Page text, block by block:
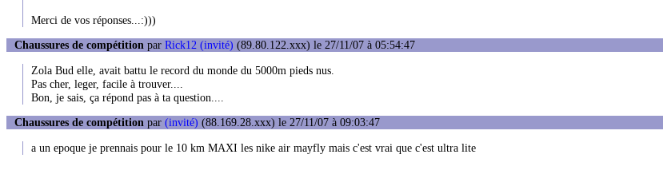
Merci de vos réponses...:)))
Chaussures de compétition par Rick12 (invité) (89.80.122.xxx) le 27/11/07 à 05:54:47
Zola Bud elle, avait battu le record du monde du 5000m pieds nus.
Pas cher, leger, facile à trouver....
Bon, je sais, ça répond pas à ta question....
Chaussures de compétition par (invité) (88.169.28.xxx) le 27/11/07 à 09:03:47
a un epoque je prennais pour le 10 km MAXI les nike air mayfly mais c'est vrai que c'est ultra lite